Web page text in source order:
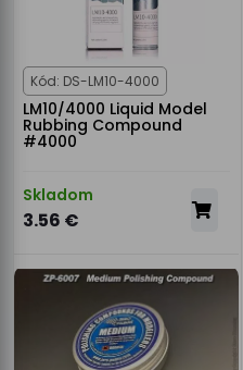
Kód: DS-LM10-4000
LM10/4000 Liquid Model
Rubbing Compound
#4000
Skladom
3.56 €